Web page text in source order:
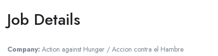
Job Details
Company: Action against Hunger / Accion contra el Hambre